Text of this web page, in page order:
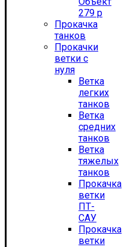
279 р
Прокачка
танков
Прокачки
ветки с
нуля
Ветка
легких
танков
Ветка
средних
танков
Ветка
тяжелых
танков
Прокачка
ветки
ПТ-
САУ
Прокачка
ветки